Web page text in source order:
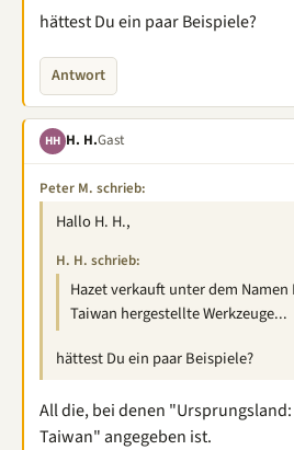
hättest Du ein paar Beispiele?
Antwort
HH H. H.Gast
Peter M. schrieb:
Hallo H. H.,
H. H. schrieb:
Hazet verkauft unter dem Namen
Taiwan hergestellte Werkzeuge...
hättest Du ein paar Beispiele?
All die, bei denen
Taiwan" angegeben ist.